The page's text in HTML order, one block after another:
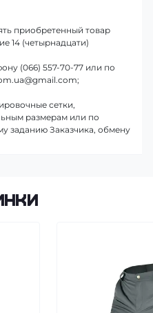
приобретенный товар
14 (четырнадцати)
(066) 557-70-77 или по
сетки,
размерам или по
заданию Заказчика, обмену